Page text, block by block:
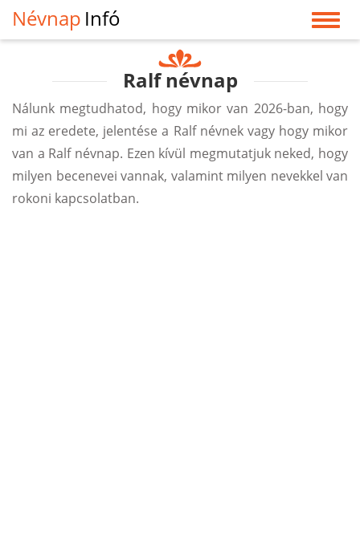
Névnap Infó
Ralf névnap
Nálunk megtudhatod, hogy mikor van 2026-ban, hogy
mi az eredete, jelentése a Ralf névnek vagy hogy mikor
van a Ralf névnap. Ezen kívül megmutatjuk neked, hogy
milyen becenevei vannak, valamint milyen nevekkel van
rokoni kapcsolatban.